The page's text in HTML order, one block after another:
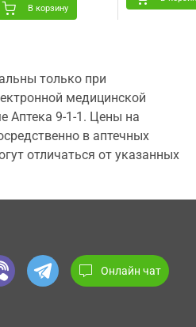
возрастных изменений
мл
В корзину
только при
медицинской
Аптека 9-1-1. Цены на
в аптечных
отличаться от указанных
Онлайн чат